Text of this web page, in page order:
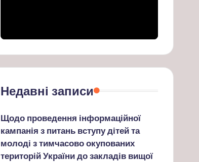
Недавні записи
Щодо проведення інформаційної
кампанія з питань вступу дітей та
молоді з тимчасово окупованих
територій України до закладів вищої